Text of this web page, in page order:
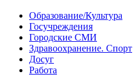
Образование/Культура
Госучреждения
Городские СМИ
Здравоохранение. Спорт
Досуг
Работа